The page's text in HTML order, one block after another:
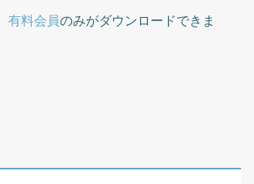
有料会員のみがダウンロードできま